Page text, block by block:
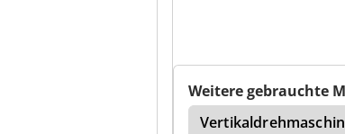
Weitere gebrauchte